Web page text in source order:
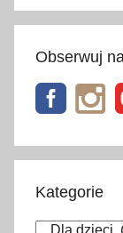
Obserwuj
Kategorie
Kategorie